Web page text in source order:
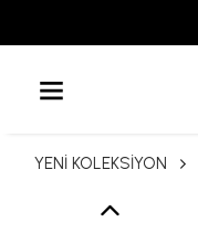
YENİ KOLEKSİYON